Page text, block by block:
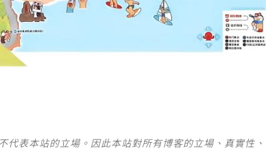
代表本站的立場。因此本站對所有博客的立場、真實性